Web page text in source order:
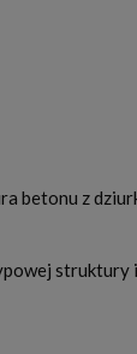
betonu z